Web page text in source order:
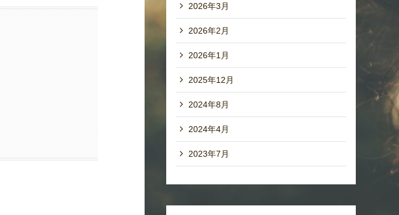
2026年3月
2026年2月
2026年1月
2025年12月
2024年8月
2024年4月
2023年7月